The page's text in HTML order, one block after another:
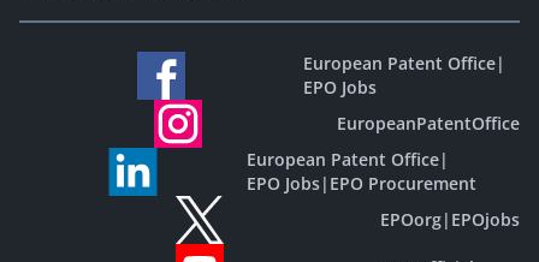
European Patent Office|
EPO Jobs
EuropeanPatentOffice
European Patent Office|
EPO Jobs| EPO Procurement
EPOorg| EPOjobs